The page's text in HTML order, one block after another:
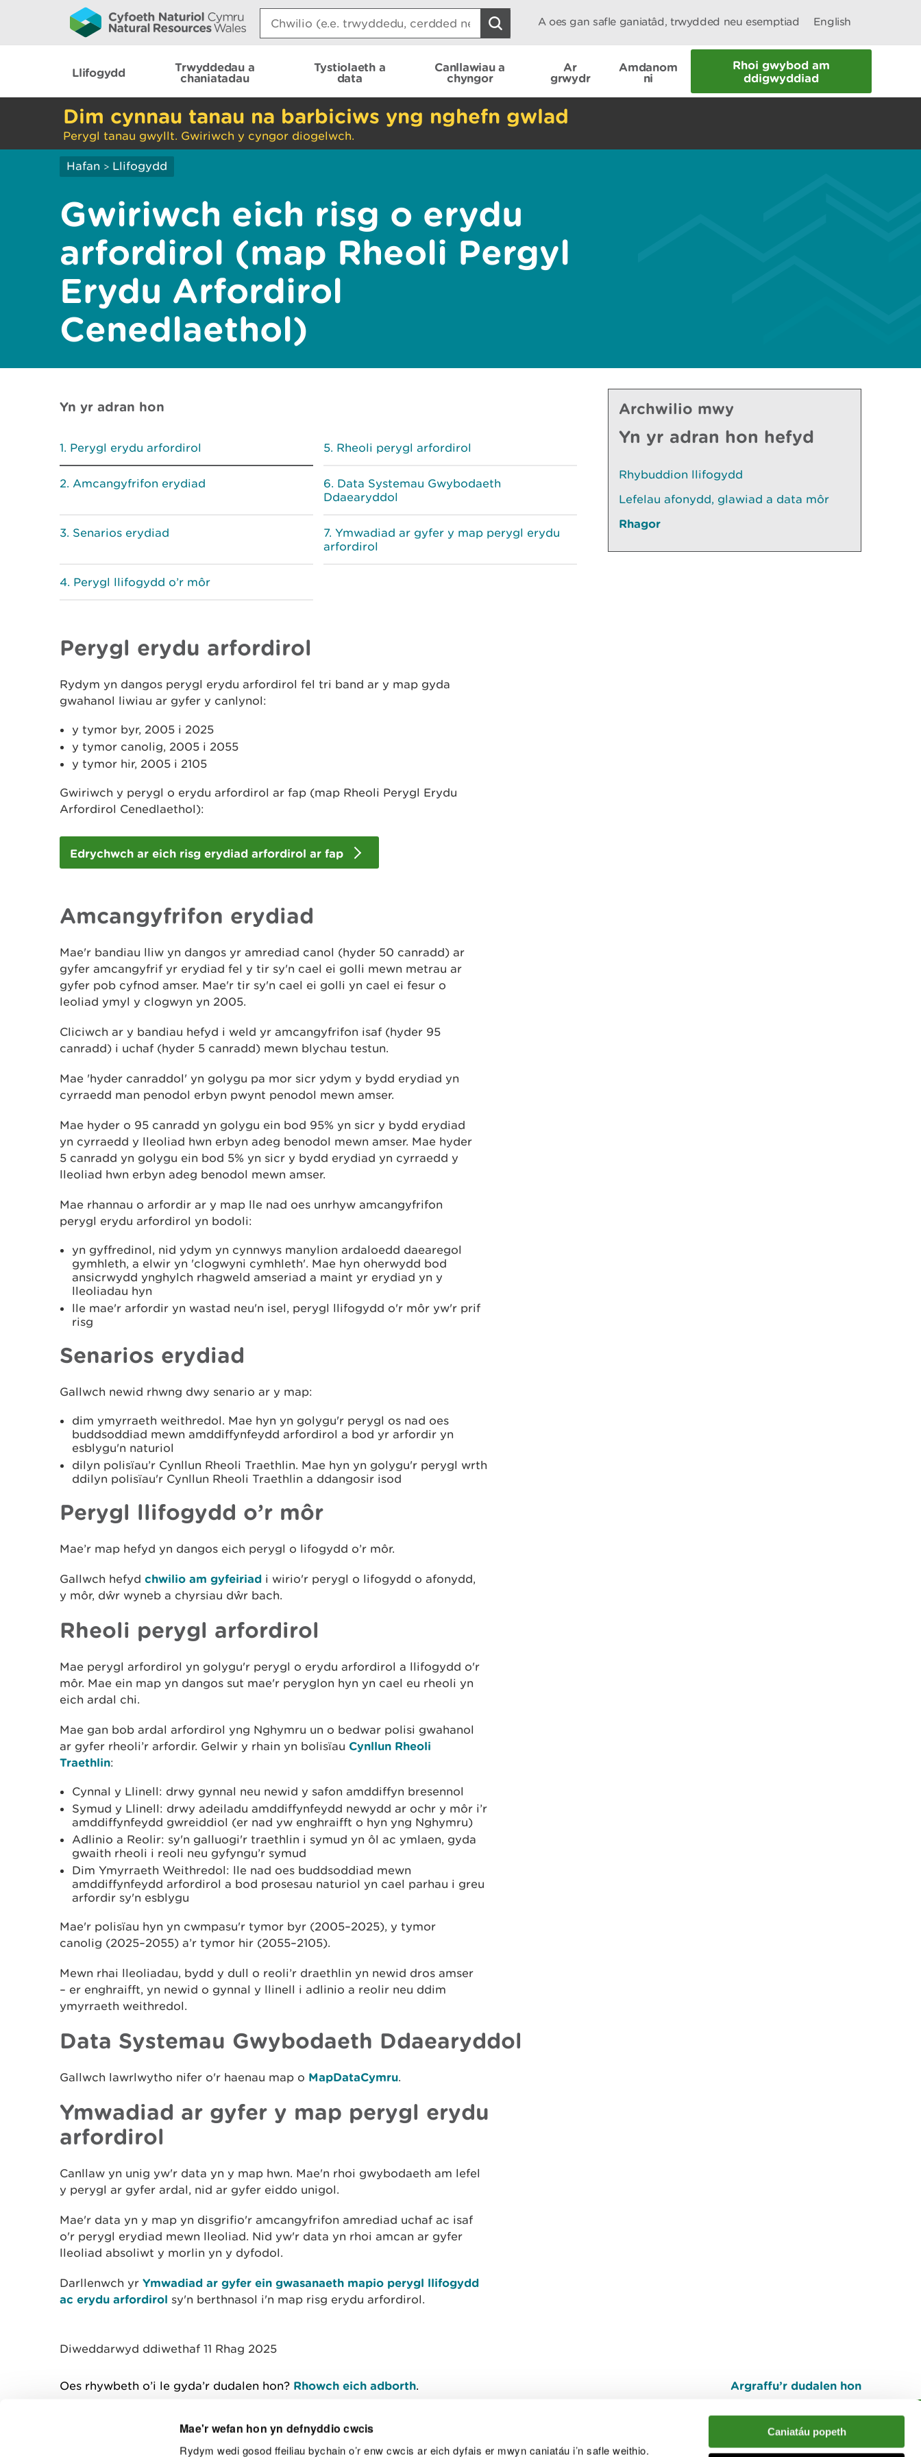
Mae'r wefan hon yn defnyddio cwcis
Rydym wedi gosod ffeiliau bychain o’r enw cwcis ar eich dyfais er mwyn caniatáu i’n safle weithio.
Caniatáu popeth
Search:
A oes gan safle ganiatâd, trwydded neu esemptiad English
Llifogydd
Trwyddedau a
chaniatadau
Tystiolaeth a
data
Canllawiau a
chyngor
Ar
grwydr
Amdanom
ni
Rhoi gwybod am
ddigwyddiad
Dim cynnau tanau na barbiciws yng nghefn gwlad
Perygl tanau gwyllt. Gwiriwch y cyngor diogelwch.
Hafan > Llifogydd
Gwiriwch eich risg o erydu
arfordirol (map Rheoli Pergyl
Erydu Arfordirol
Cenedlaethol)
Yn yr adran hon
Perygl erydu arfordirol
Amcangyfrifon erydiad
Senarios erydiad
Perygl llifogydd o’r môr
Rheoli perygl arfordirol
Data Systemau Gwybodaeth
Ddaearyddol
Ymwadiad ar gyfer y map perygl erydu
arfordirol
Perygl erydu arfordirol
Rydym yn dangos perygl erydu arfordirol fel tri band ar y map gyda
gwahanol liwiau ar gyfer y canlynol:
y tymor byr, 2005 i 2025
y tymor canolig, 2005 i 2055
y tymor hir, 2005 i 2105
Gwiriwch y perygl o erydu arfordirol ar fap (map Rheoli Perygl Erydu
Arfordirol Cenedlaethol):
Edrychwch ar eich risg erydiad arfordirol ar fap
Amcangyfrifon erydiad
Mae'r bandiau lliw yn dangos yr amrediad canol (hyder 50 canradd) ar
gyfer amcangyfrif yr erydiad fel y tir sy'n cael ei golli mewn metrau ar
gyfer pob cyfnod amser. Mae'r tir sy'n cael ei golli yn cael ei fesur o
leoliad ymyl y clogwyn yn 2005.
Cliciwch ar y bandiau hefyd i weld yr amcangyfrifon isaf (hyder 95
canradd) i uchaf (hyder 5 canradd) mewn blychau testun.
Mae 'hyder canraddol' yn golygu pa mor sicr ydym y bydd erydiad yn
cyrraedd man penodol erbyn pwynt penodol mewn amser.
Mae hyder o 95 canradd yn golygu ein bod 95% yn sicr y bydd erydiad
yn cyrraedd y lleoliad hwn erbyn adeg benodol mewn amser. Mae hyder
5 canradd yn golygu ein bod 5% yn sicr y bydd erydiad yn cyrraedd y
lleoliad hwn erbyn adeg benodol mewn amser.
Mae rhannau o arfordir ar y map lle nad oes unrhyw amcangyfrifon
perygl erydu arfordirol yn bodoli:
yn gyffredinol, nid ydym yn cynnwys manylion ardaloedd daearegol
gymhleth, a elwir yn 'clogwyni cymhleth'. Mae hyn oherwydd bod
ansicrwydd ynghylch rhagweld amseriad a maint yr erydiad yn y
lleoliadau hyn
lle mae'r arfordir yn wastad neu'n isel, perygl llifogydd o'r môr yw'r prif
risg
Senarios erydiad
Gallwch newid rhwng dwy senario ar y map:
dim ymyrraeth weithredol. Mae hyn yn golygu'r perygl os nad oes
buddsoddiad mewn amddiffynfeydd arfordirol a bod yr arfordir yn
esblygu'n naturiol
dilyn polisïau’r Cynllun Rheoli Traethlin. Mae hyn yn golygu'r perygl wrth
ddilyn polisïau'r Cynllun Rheoli Traethlin a ddangosir isod
Perygl llifogydd o’r môr
Mae’r map hefyd yn dangos eich perygl o lifogydd o’r môr.
Gallwch hefyd chwilio am gyfeiriad i wirio'r perygl o lifogydd o afonydd,
y môr, dŵr wyneb a chyrsiau dŵr bach.
Rheoli perygl arfordirol
Mae perygl arfordirol yn golygu'r perygl o erydu arfordirol a llifogydd o'r
môr. Mae ein map yn dangos sut mae'r peryglon hyn yn cael eu rheoli yn
eich ardal chi.
Mae gan bob ardal arfordirol yng Nghymru un o bedwar polisi gwahanol
ar gyfer rheoli’r arfordir. Gelwir y rhain yn bolisïau Cynllun Rheoli
Traethlin:
Cynnal y Llinell: drwy gynnal neu newid y safon amddiffyn bresennol
Symud y Llinell: drwy adeiladu amddiffynfeydd newydd ar ochr y môr i’r
amddiffynfeydd gwreiddiol (er nad yw enghraifft o hyn yng Nghymru)
Adlinio a Reolir: sy'n galluogi'r traethlin i symud yn ôl ac ymlaen, gyda
gwaith rheoli i reoli neu gyfyngu’r symud
Dim Ymyrraeth Weithredol: lle nad oes buddsoddiad mewn
amddiffynfeydd arfordirol a bod prosesau naturiol yn cael parhau i greu
arfordir sy'n esblygu
Mae'r polisïau hyn yn cwmpasu'r tymor byr (2005–2025), y tymor
canolig (2025–2055) a’r tymor hir (2055–2105).
Mewn rhai lleoliadau, bydd y dull o reoli’r draethlin yn newid dros amser
– er enghraifft, yn newid o gynnal y llinell i adlinio a reolir neu ddim
ymyrraeth weithredol.
Data Systemau Gwybodaeth Ddaearyddol
Gallwch lawrlwytho nifer o'r haenau map o MapDataCymru.
Ymwadiad ar gyfer y map perygl erydu
arfordirol
Canllaw yn unig yw'r data yn y map hwn. Mae'n rhoi gwybodaeth am lefel
y perygl ar gyfer ardal, nid ar gyfer eiddo unigol.
Mae'r data yn y map yn disgrifio'r amcangyfrifon amrediad uchaf ac isaf
o'r perygl erydiad mewn lleoliad. Nid yw'r data yn rhoi amcan ar gyfer
lleoliad absoliwt y morlin yn y dyfodol.
Darllenwch yr Ymwadiad ar gyfer ein gwasanaeth mapio perygl llifogydd
ac erydu arfordirol sy'n berthnasol i'n map risg erydu arfordirol.
Archwilio mwy
Yn yr adran hon hefyd
Rhybuddion llifogydd
Lefelau afonydd, glawiad a data môr
Rhagor
Diweddarwyd ddiwethaf 11 Rhag 2025
Oes rhywbeth o’i le gyda’r dudalen hon? Rhowch eich adborth. Argraffu’r dudalen hon
I fyny